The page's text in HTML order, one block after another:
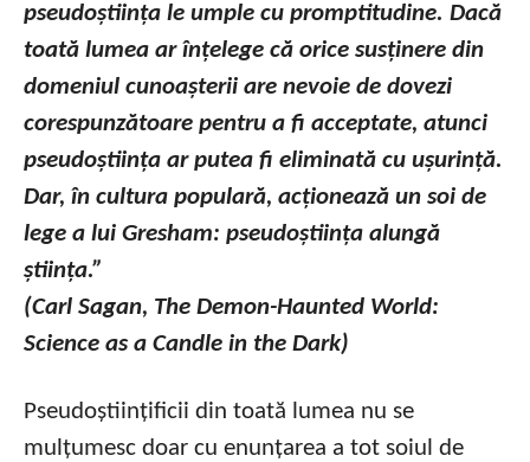
pseudoștiința le umple cu promptitudine. Dacă
toată lumea ar înțelege că orice susținere din
domeniul cunoașterii are nevoie de dovezi
corespunzătoare pentru a fi acceptate, atunci
pseudoștiința ar putea fi eliminată cu ușurință.
Dar, în cultura populară, acționează un soi de
lege a lui Gresham: pseudoștiința alungă
știința.”
(Carl Sagan, The Demon-Haunted World:
Science as a Candle in the Dark)
Pseudoștiințificii din toată lumea nu se
mulțumesc doar cu enunțarea a tot soiul de